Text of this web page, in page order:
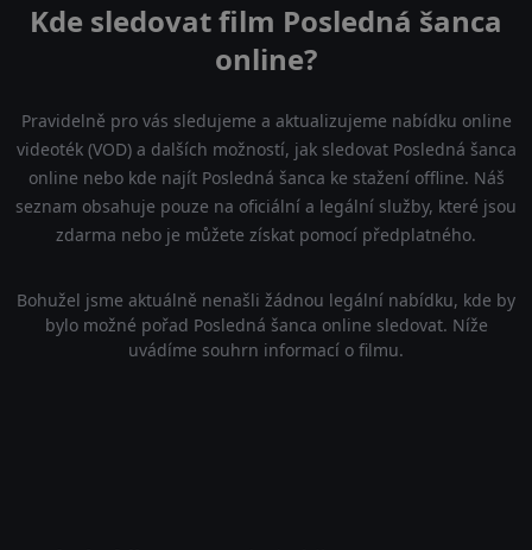
Kde sledovat film Posledná šanca
online?
Pravidelně pro vás sledujeme a aktualizujeme nabídku online
videoték (VOD) a dalších možností, jak sledovat Posledná šanca
online nebo kde najít Posledná šanca ke stažení offline. Náš
seznam obsahuje pouze na oficiální a legální služby, které jsou
zdarma nebo je můžete získat pomocí předplatného.
Bohužel jsme aktuálně nenašli žádnou legální nabídku, kde by
bylo možné pořad Posledná šanca online sledovat. Níže
uvádíme souhrn informací o filmu.